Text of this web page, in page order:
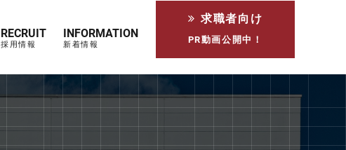
採用情報
RECRUIT
新着情報
INFORMATION
求職者向け
PR動画公開中！